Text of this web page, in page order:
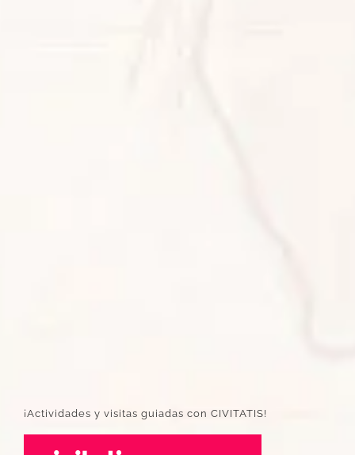
¡Actividades y visitas guiadas con CIVITATIS!